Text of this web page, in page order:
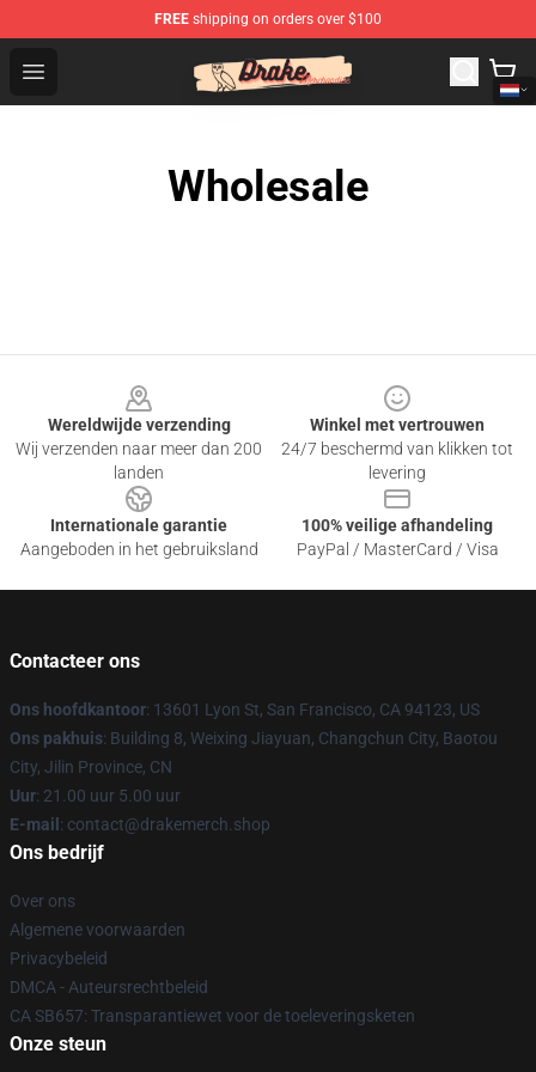
FREE shipping on orders over $100
Open menu
Drake Shop - Official Drake Merchandise Store
Wholesale
Wereldwijde verzending
Wij verzenden naar meer dan 200
landen
Winkel met vertrouwen
24/7 beschermd van klikken tot
levering
Internationale garantie
Aangeboden in het gebruiksland
100% veilige afhandeling
PayPal / MasterCard / Visa
Contacteer ons
Ons hoofdkantoor: 13601 Lyon St, San Francisco, CA 94123, US
Ons pakhuis: Building 8, Weixing Jiayuan, Changchun City, Baotou
City, Jilin Province, CN
Uur: 21.00 uur 5.00 uur
E-mail : contact@drakemerch.shop
Ons bedrijf
Over ons
Algemene voorwaarden
Privacybeleid
DMCA - Auteursrechtbeleid
CA SB657: Transparantiewet voor de toeleveringsketen
Onze steun